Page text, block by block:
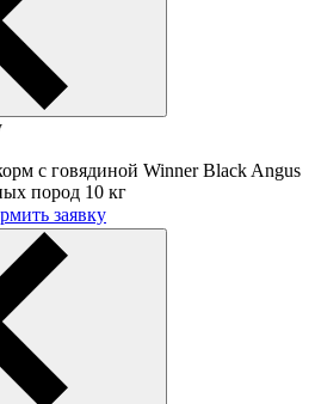
с говядиной Winner Black Angus
пород 10 кг
заявку